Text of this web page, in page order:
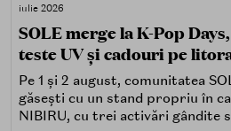
iulie 2026
SOLE merge la K-Pop
teste UV și cadouri pe
Pe 1 și 2 august, comunitatea
găsești cu un stand propriu în
NIBIRU, cu trei activări gândite